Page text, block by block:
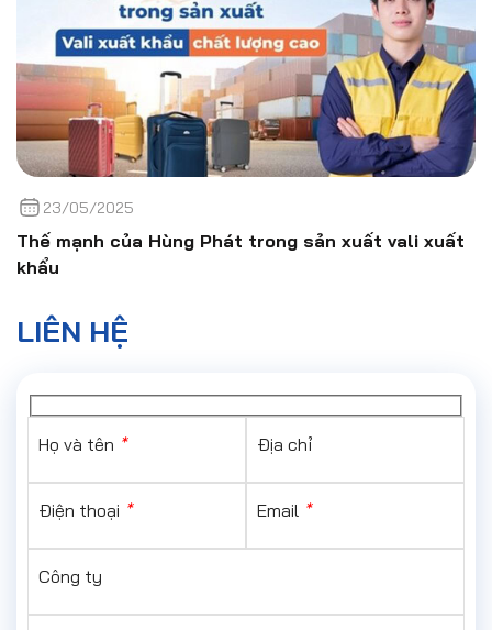
23/05/2025
Thế mạnh của Hùng Phát trong sản xuất vali xuất
khẩu
LIÊN HỆ
Họ và tên * Địa chỉ
Điện thoại * Email *
Công ty